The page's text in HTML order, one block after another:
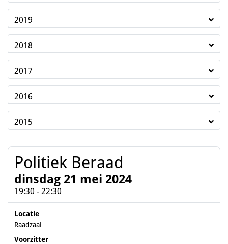
2019
2018
2017
2016
2015
Politiek Beraad
dinsdag 21 mei 2024
19:30 - 22:30
Locatie
Raadzaal
Voorzitter